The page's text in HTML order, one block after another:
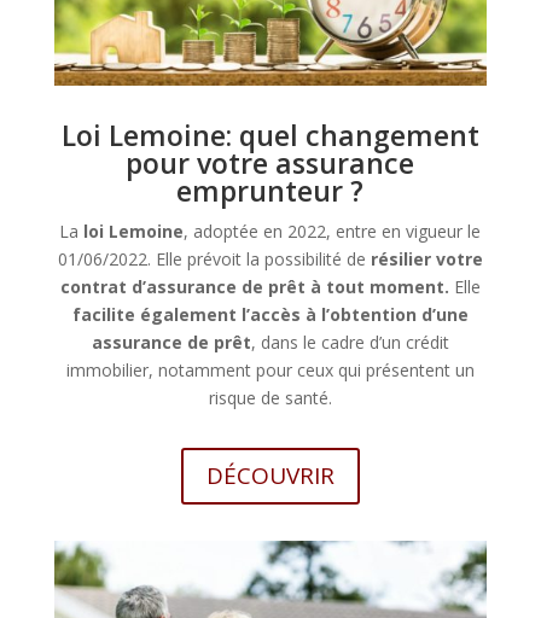
Loi Lemoine: quel changement
pour votre assurance
emprunteur ?
La loi Lemoine, adoptée en 2022, entre en vigueur le
01/06/2022. Elle prévoit la possibilité de résilier votre
contrat d’assurance de prêt à tout moment. Elle
facilite également l’accès à l’obtention d’une
assurance de prêt, dans le cadre d’un crédit
immobilier, notamment pour ceux qui présentent un
risque de santé.
DÉCOUVRIR